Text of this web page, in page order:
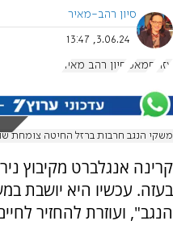
סיון רהב-מאיר
3.06.24, 13:47
עזה חמאס סיון רהב מאיר
משקי הנגב חרבות ברזל החיטה צומחת
קרינה אנגלברט מקיבוץ
בעזה. עכשיו היא יושבת
הנגב", ועוזרת להחזיר